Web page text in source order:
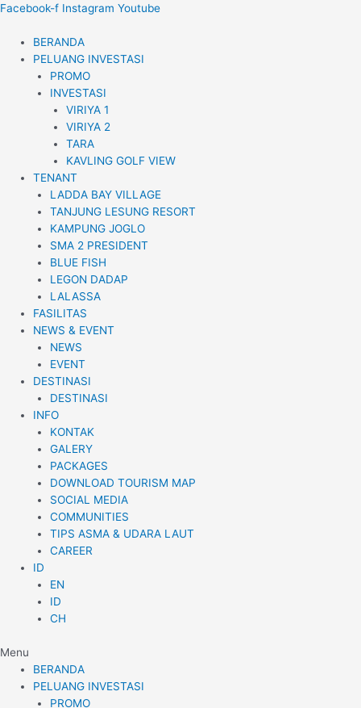
Lewati
konten
Facebook-f Instagram Youtube
BERANDA
PELUANG INVESTASI
PROMO
INVESTASI
VIRIYA 1
VIRIYA 2
TARA
KAVLING GOLF VIEW
TENANT
LADDA BAY VILLAGE
TANJUNG LESUNG RESORT
KAMPUNG JOGLO
SMA 2 PRESIDENT
BLUE FISH
LEGON DADAP
LALASSA
FASILITAS
NEWS & EVENT
NEWS
EVENT
DESTINASI
DESTINASI
INFO
KONTAK
GALERY
PACKAGES
DOWNLOAD TOURISM MAP
SOCIAL MEDIA
COMMUNITIES
TIPS ASMA & UDARA LAUT
CAREER
ID
EN
ID
CH
Menu
BERANDA
PELUANG INVESTASI
PROMO